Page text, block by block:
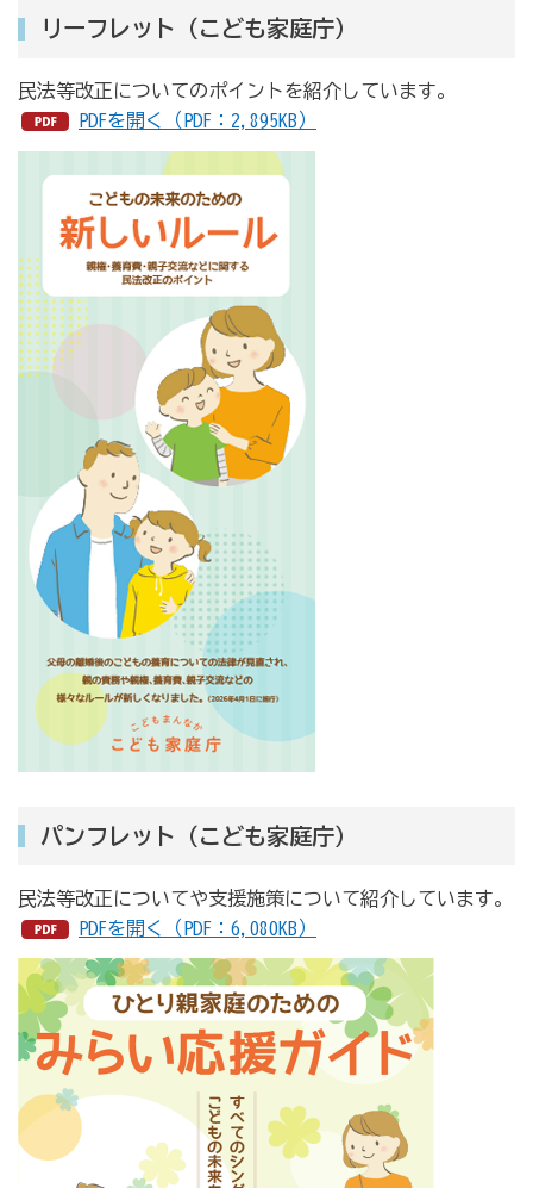
リーフレット（こども家庭庁）
民法等改正についてのポイントを紹介しています。
PDFを開く（PDF：2,895KB）
パンフレット（こども家庭庁）
民法等改正についてや支援施策について紹介しています。
PDFを開く（PDF：6,080KB）